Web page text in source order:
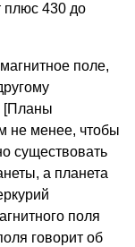
плюс 430 до
поле,
[Планы
не менее, чтобы
существовать
а планета
поля
говорит об